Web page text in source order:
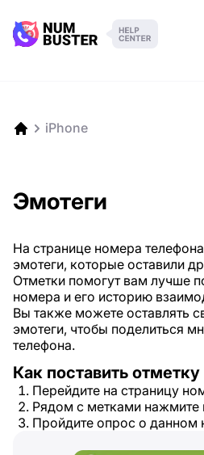
iPhone
Эмотеги
На странице номера
эмотеги, которые оставили
Отметки помогут вам лучше
номера и его историю
Вы также можете оставлять
эмотеги, чтобы поделиться
телефона.
Как поставить отметку
Перейдите на страницу
Рядом с метками нажмите
Пройдите опрос о данном